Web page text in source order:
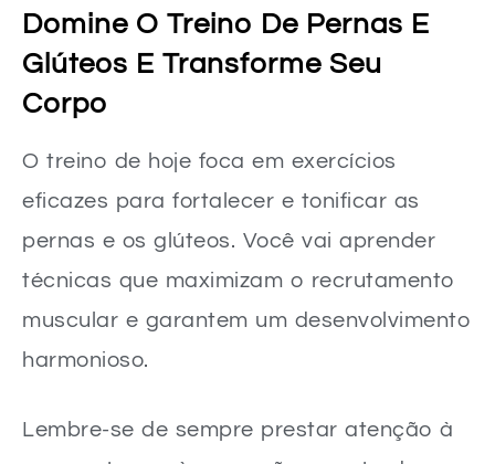
Domine O Treino De Pernas E
Glúteos E Transforme Seu
Corpo
O treino de hoje foca em exercícios
eficazes para fortalecer e tonificar as
pernas e os glúteos. Você vai aprender
técnicas que maximizam o recrutamento
muscular e garantem um desenvolvimento
harmonioso.
Lembre-se de sempre prestar atenção à